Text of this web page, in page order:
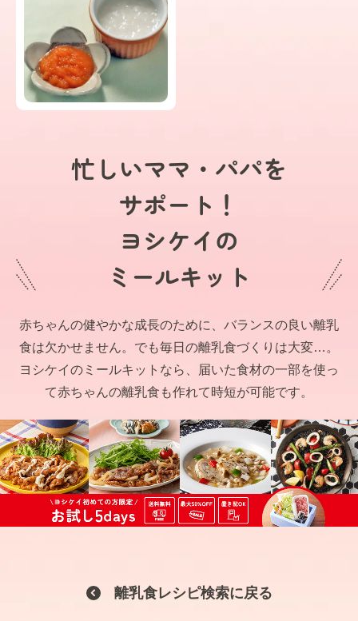
忙しいママ・パパを
サポート！
ヨシケイの
ミールキット
赤ちゃんの健やかな成長のために、バランスの良い離乳
食は欠かせません。でも毎日の離乳食づくりは大変…。
ヨシケイのミールキットなら、届いた食材の一部を使っ
て赤ちゃんの離乳食も作れて時短が可能です。
離乳食レシピ検索に戻る